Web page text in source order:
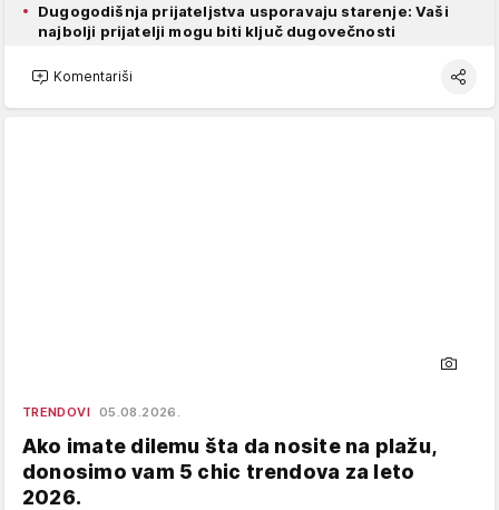
Dugogodišnja prijateljstva usporavaju starenje: Vaši
najbolji prijatelji mogu biti ključ dugovečnosti
Komentariši
TRENDOVI 05.08.2026.
Ako imate dilemu šta da nosite na plažu,
donosimo vam 5 chic trendova za leto
2026.